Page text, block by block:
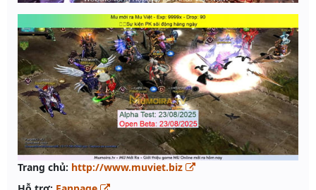
Trang chủ: http://www.muviet.biz